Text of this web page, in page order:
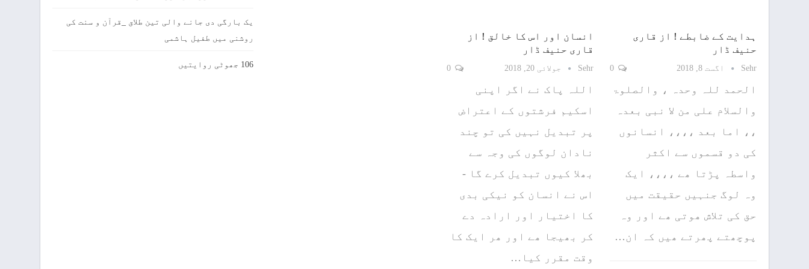
ہدایت کے ضابطے ! از قاری
حنیف ڈار
Sehr اگست 8, 2018
الحمد للہ وحدہ ، والصلوۃ
والسلام علی من لا نبی بعدہ
،، اما بعد ،،،، انسانوں
کی دو قسموں سے اکثر
واسطہ پڑتا ھے ،،،، ایک
وہ لوگ جنہیں حقیقت میں
حق کی تلاش ھوتی ھے اور وہ
پوچھتے پھرتے ھیں کہ ان…
انسان اور اس کا خالق ! از
قاری حنیف ڈار
Sehr جولائی 20, 2018
اللہ پاک نے اگر اپنی
اسکیم فرشتوں کے اعتراض
پر تبدیل نہیں کی تو چند
نادان لوگوں کی وجہ سے
بھلا کیوں تبدیل کرے گا -
اس نے انسان کو نیکی بدی
کا اختیار اور ارادہ دے
کر بھیجا ھے اور ھر ایک کا
وقت مقرر کیا…
یک بارگی دی جانے والی تین طلاق _قرآن و سنت کی
روشنی میں طفیل ہاشمی
106 جھوٹی روایتیں